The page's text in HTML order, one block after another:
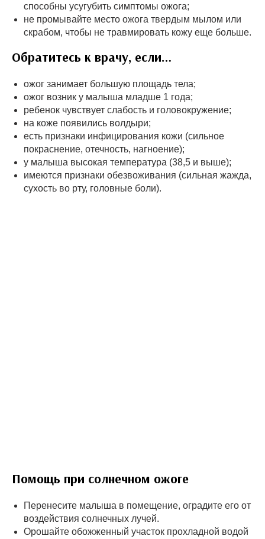
способны усугубить симптомы ожога;
не промывайте место ожога твердым мылом или
скрабом, чтобы не травмировать кожу еще больше.
Обратитесь к врачу, если…
ожог занимает большую площадь тела;
ожог возник у малыша младше 1 года;
ребенок чувствует слабость и головокружение;
на коже появились волдыри;
есть признаки инфицирования кожи (сильное
покраснение, отечность, нагноение);
у малыша высокая температура (38,5 и выше);
имеются признаки обезвоживания (сильная жажда,
сухость во рту, головные боли).
Помощь при солнечном ожоге
Перенесите малыша в помещение, оградите его от
воздействия солнечных лучей.
Орошайте обожженный участок прохладной водой